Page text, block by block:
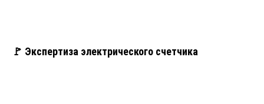
🚩 Экспертиза электрического счетчика